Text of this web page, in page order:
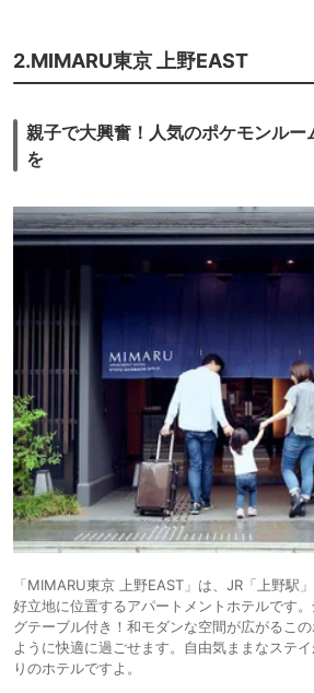
2.MIMARU東京 上野EAST
親子で大興奮！人気のポケモンルー
を
「MIMARU東京 上野EAST」は、JR「上野駅
好立地に位置するアパートメントホテルです
グテーブル付き！和モダンな空間が広がるこ
ように快適に過ごせます。自由気ままなステ
りのホテルですよ。